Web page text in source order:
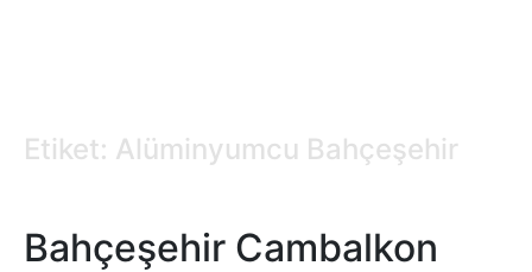
Etiket: Alüminyumcu Bahçeşehir
Bahçeşehir Cambalkon